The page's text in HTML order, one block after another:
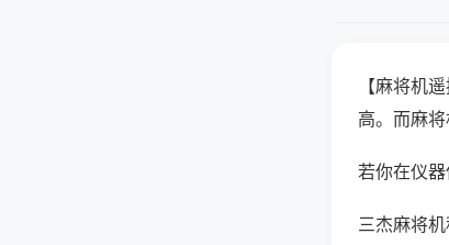
【麻将机
高。而麻
若你在仪
三杰麻将